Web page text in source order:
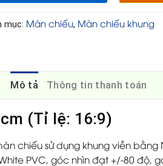
mục: Màn chiếu, Màn chiếu khung
Mô tả Thông tin thanh toán
(Tỉ lệ: 16:9)
chiếu sử dụng khung viền
PVC, góc nhìn đạt +/-80 độ,